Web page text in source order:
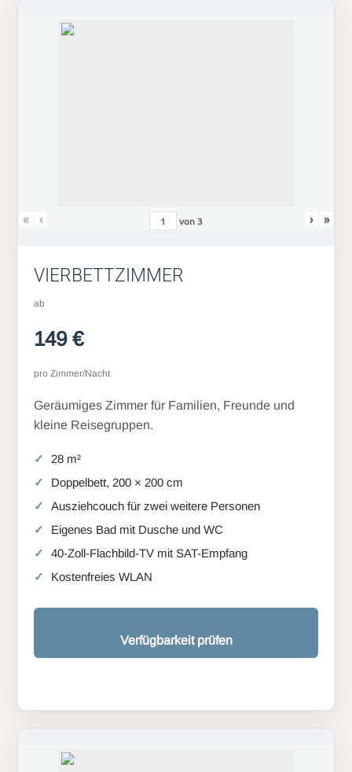
« ‹ von3 › »
VIERBETTZIMMER
ab
149 €
pro Zimmer/Nacht
Geräumiges Zimmer für Familien, Freunde und
kleine Reisegruppen.
28 m²
Doppelbett, 200 × 200 cm
Ausziehcouch für zwei weitere Personen
Eigenes Bad mit Dusche und WC
40-Zoll-Flachbild-TV mit SAT-Empfang
Kostenfreies WLAN
Verfügbarkeit prüfen